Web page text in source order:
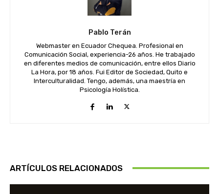
Pablo Terán
Webmaster en Ecuador Chequea. Profesional en
Comunicación Social, experiencia-26 años. He trabajado
en diferentes medios de comunicación, entre ellos Diario
La Hora, por 18 años. Fui Editor de Sociedad, Quito e
Interculturalidad. Tengo, además, una maestría en
Psicología Holística.
ARTÍCULOS RELACIONADOS